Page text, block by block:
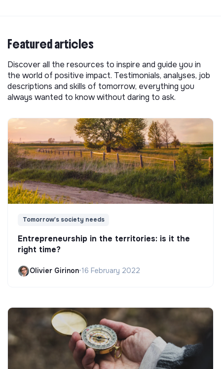
Featured articles
Discover all the resources to inspire and guide you in
the world of positive impact. Testimonials, analyses, job
descriptions and skills of tomorrow, everything you
always wanted to know without daring to ask.
Tomorrow's society needs
Entrepreneurship in the territories: is it the
right time?
Olivier Girinon•16 February 2022